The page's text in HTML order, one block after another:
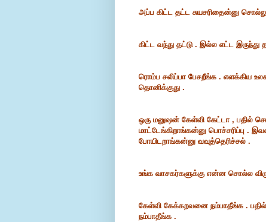
அப்ப கிட்ட தட்ட சுயசரிதைன்னு
கிட்ட வந்து தட்டு . இல்ல எட்ட இருந்து
ரொம்ப சலிப்பா பேசறீங்க . எளக்கிய
தொனிக்குது .
ஒரு மனுஷன் கேள்வி கேட்டா , பதில்
மாட்டேங்கிறாங்கன்னு பொச்சரிப்பு .
போயிடறாங்கன்னு வவுத்தெரிச்சல் .
உங்க வாசகர்களுக்கு என்ன சொல்ல
கேள்வி கேக்கறவனை நம்பாதீங்க .
நம்பாதீங்க .